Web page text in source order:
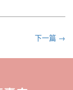
下一篇 →